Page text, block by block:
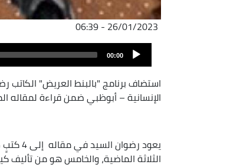
26/01/2023 - 06:39
Audio
Player
00:00
استضاف برنامج "بالبنط العريض" الكاتب
الإنسانية – أبوظبي ضمن قراءة
يعود
الثلاثة الماضية، والخامس هو من تأليف